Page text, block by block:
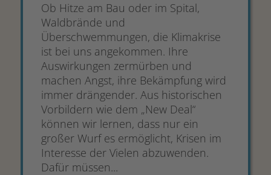
Ob Hitze am Bau oder im Spital,
Waldbrände und
Überschwemmungen, die Klimakrise
ist bei uns angekommen. Ihre
Auswirkungen zermürben und
machen Angst, ihre Bekämpfung wird
immer drängender. Aus historischen
Vorbildern wie dem „New Deal“
können wir lernen, dass nur ein
großer Wurf es ermöglicht, Krisen im
Interesse der Vielen abzuwenden.
Dafür müssen...